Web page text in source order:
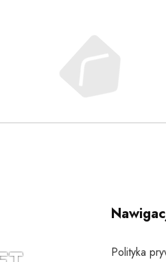
Polityka